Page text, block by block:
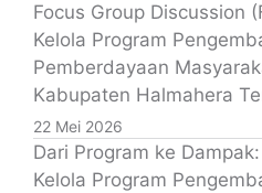
Focus Group Discussion
Kelola Program
Pemberdayaan
Kabupaten Halmahera
22 Mei 2026
Dari Program ke
Kelola Program